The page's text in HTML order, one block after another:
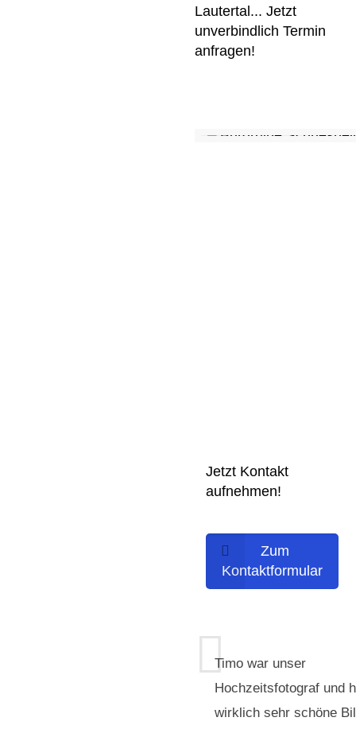
Lautertal... Jetzt
unverbindlich Termin
anfragen!
Jetzt Kontakt
aufnehmen!
Zum
Kontaktformular
Timo war unser
Hochzeitsfotograf und
wirklich sehr schöne